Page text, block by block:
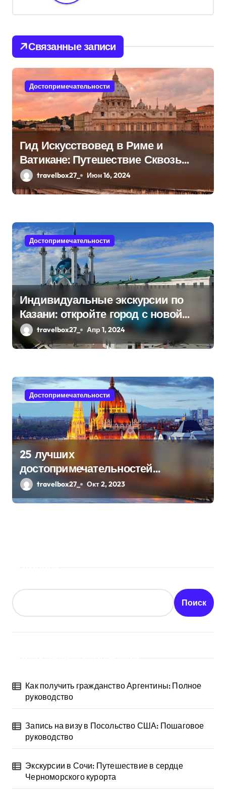
и
я
п
о
з
а
п
и
с
я
м
Связанные записи
Достопримечательности
Гид Искусствовед в Риме и
Ватикане: Путешествие Сквозь
Века Искусства
travelbox27_ Июн 16, 2024
Достопримечательности
Индивидуальные экскурсии по
Казани: откройте город с новой
стороны
travelbox27_ Апр 1, 2024
Достопримечательности
25 лучших
достопримечательностей
Будапешта
travelbox27_ Окт 2, 2023
Поиск
Как получить гражданство Аргентины: Полное
руководство
Запись на визу в Посольство США: Пошаговое
руководство
Экскурсии в Сочи: Путешествие в сердце
Черноморского курорта